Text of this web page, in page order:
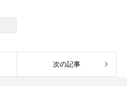
次の記事